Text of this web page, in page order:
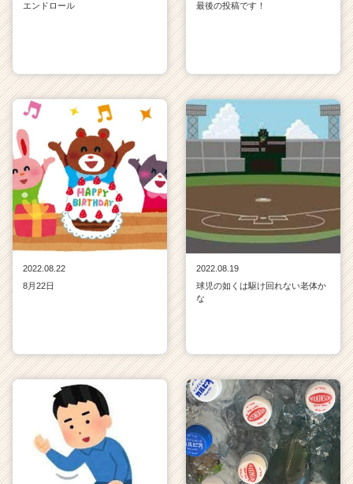
エンドロール
最後の投稿です！
2022.08.22
8月22日
2022.08.19
球児の如くは駆け回れない老体か
な